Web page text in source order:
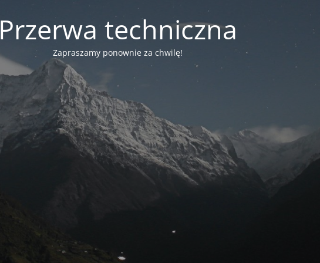
Przerwa techniczna
Zapraszamy ponownie za chwilę!